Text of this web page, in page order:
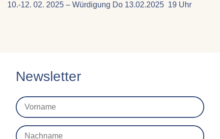
10.-12. 02. 2025 – Würdigung Do 13.02.2025 19 Uhr
Newsletter